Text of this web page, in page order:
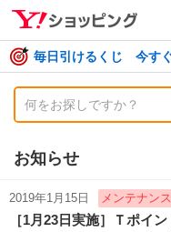
毎日引けるくじ 今す
お知らせ
2019年1月15日 メンテナン
［1月23日実施］Ｔポイ